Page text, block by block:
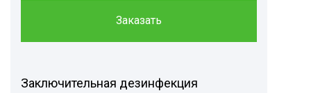
Заказать
Заключительная дезинфекция